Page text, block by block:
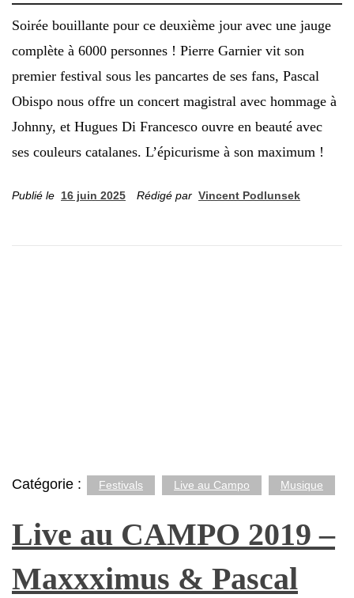
Soirée bouillante pour ce deuxième jour avec une jauge
complète à 6000 personnes ! Pierre Garnier vit son
premier festival sous les pancartes de ses fans, Pascal
Obispo nous offre un concert magistral avec hommage à
Johnny, et Hugues Di Francesco ouvre en beauté avec
ses couleurs catalanes. L’épicurisme à son maximum !
Publié le 16 juin 2025 Rédigé par Vincent Podlunsek
Catégorie : Festivals Live au Campo Musique
Live au CAMPO 2019 –
Maxxximus & Pascal